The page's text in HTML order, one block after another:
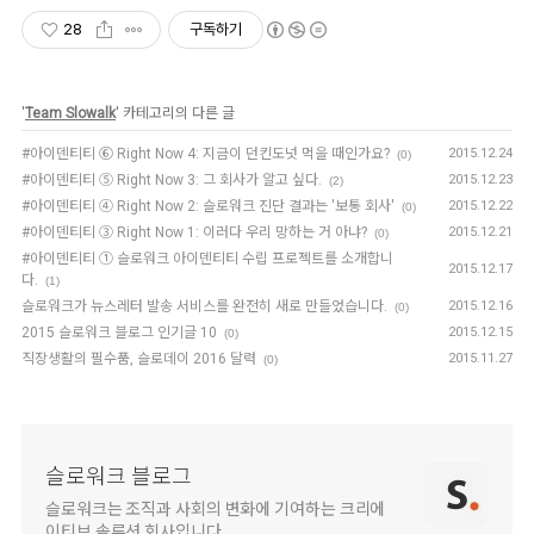
28 구독하기
'Team Slowalk' 카테고리의 다른 글
#아이덴티티 ⑥ Right Now 4: 지금이 던킨도넛 먹을 때인가요? (0) 2015.12.24
#아이덴티티 ⑤ Right Now 3: 그 회사가 알고 싶다. (2) 2015.12.23
#아이덴티티 ④ Right Now 2: 슬로워크 진단 결과는 '보통 회사' (0) 2015.12.22
#아이덴티티 ③ Right Now 1: 이러다 우리 망하는 거 아냐? (0) 2015.12.21
#아이덴티티 ① 슬로워크 아이덴티티 수립 프로젝트를 소개합니
다.
(1)
2015.12.17
슬로워크가 뉴스레터 발송 서비스를 완전히 새로 만들었습니다. (0) 2015.12.16
2015 슬로워크 블로그 인기글 10 (0) 2015.12.15
직장생활의 필수품, 슬로데이 2016 달력 (0) 2015.11.27
슬로워크 블로그
슬로워크는 조직과 사회의 변화에 기여하는 크리에